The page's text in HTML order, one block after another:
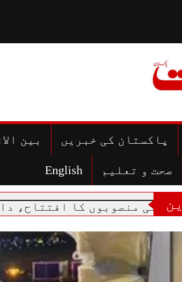
پاکستان کی خبریں بین
صحت و تعلیم English
کا افتتاح، دانش